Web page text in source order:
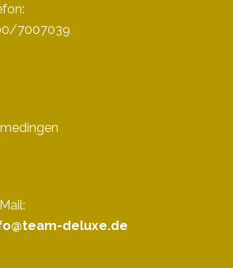
7007039
deluxe.de